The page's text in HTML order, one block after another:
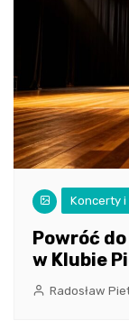
Koncerty
Powróć
w Klubie
Radosław